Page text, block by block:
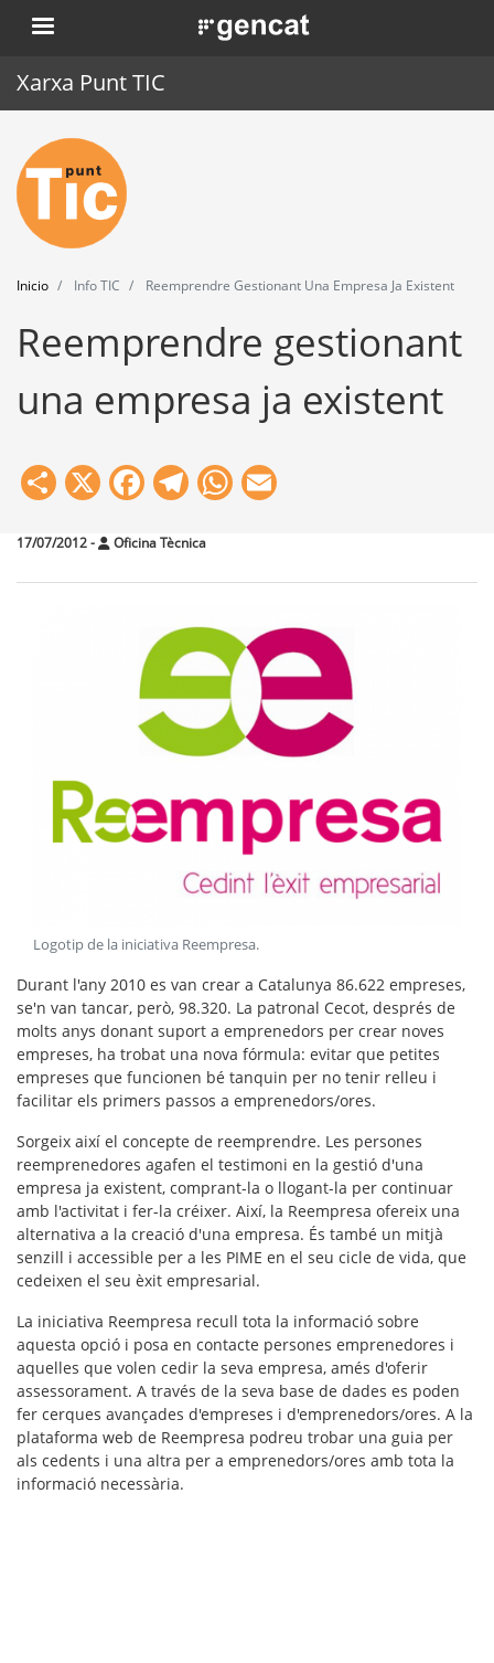
Pasar
al
. Obre en una nova finestra.
Xarxa Punt TIC
Inicio
Punt TIC
Actualidad
Agenda
Formación
Herramientas
Inicio Info TIC Reemprendre Gestionant Una Empresa Ja Existent
Reemprendre gestionant
una empresa ja existent
Share
X Facebook
Telegram
WhatsApp
17/07/2012- Oficina Tècnica
Logotip de la iniciativa Reempresa.
Durant l'any 2010 es van crear a Catalunya 86.622 empreses,
se'n van tancar, però, 98.320. La patronal Cecot, després de
molts anys donant suport a emprenedors per crear noves
empreses, ha trobat una nova fórmula: evitar que petites
empreses que funcionen bé tanquin per no tenir relleu i
facilitar els primers passos a emprenedors/ores.
Sorgeix així el concepte de reemprendre. Les persones
reemprenedores agafen el testimoni en la gestió d'una
empresa ja existent, comprant-la o llogant-la per continuar
amb l'activitat i fer-la créixer. Així, la Reempresa ofereix una
alternativa a la creació d'una empresa. És també un mitjà
senzill i accessible per a les PIME en el seu cicle de vida, que
cedeixen el seu èxit empresarial.
La iniciativa Reempresa recull tota la informació sobre
aquesta opció i posa en contacte persones emprenedores i
aquelles que volen cedir la seva empresa, amés d'oferir
assessorament. A través de la seva base de dades es poden
fer cerques avançades d'empreses i d'emprenedors/ores. A la
plataforma web de Reempresa podreu trobar una guia per
als cedents i una altra per a emprenedors/ores amb tota la
informació necessària.